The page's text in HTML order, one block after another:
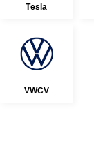
Tesla
VWCV